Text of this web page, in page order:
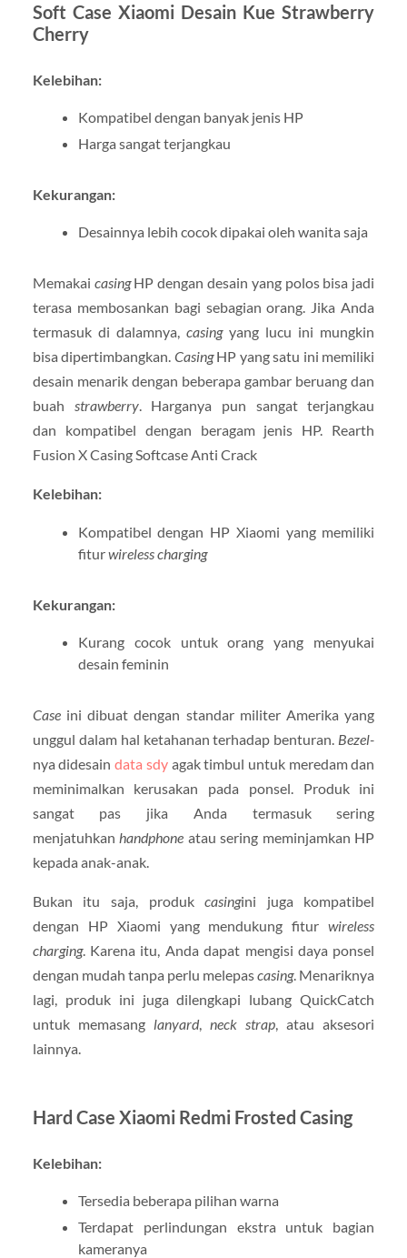
Soft Case Xiaomi Desain Kue Strawberry
Cherry
Kelebihan:
Kompatibel dengan banyak jenis HP
Harga sangat terjangkau
Kekurangan:
Desainnya lebih cocok dipakai oleh wanita saja
Memakai casingHP dengan desain yang polos bisa jadi
terasa membosankan bagi sebagian orang. Jika Anda
termasuk di dalamnya, casingyang lucu ini mungkin
bisa dipertimbangkan. CasingHP yang satu ini memiliki
desain menarik dengan beberapa gambar beruang dan
buah strawberry. Harganya pun sangat terjangkau
dan kompatibel dengan beragam jenis HP. Rearth
Fusion X Casing Softcase Anti Crack
Kelebihan:
Kompatibel dengan HP Xiaomi yang memiliki
fiturwireless charging
Kekurangan:
Kurang cocok untuk orang yang menyukai
desain feminin
Case ini dibuat dengan standar militer Amerika yang
unggul dalam hal ketahanan terhadap benturan. Bezel-
nya didesaindata sdyagak timbul untuk meredam dan
meminimalkan kerusakan pada ponsel. Produk ini
sangat pas jika Anda termasuk sering
menjatuhkan handphone atau sering meminjamkan HP
kepada anak-anak.
Bukan itu saja, produkcasingini juga kompatibel
dengan HP Xiaomi yang mendukung fiturwireless
charging. Karena itu, Anda dapat mengisi daya ponsel
dengan mudah tanpa perlu melepascasing. Menariknya
lagi, produk ini juga dilengkapi lubang QuickCatch
untuk memasang lanyard,neck strap , atau aksesori
lainnya.
Hard Case Xiaomi Redmi Frosted Casing
Kelebihan:
Tersedia beberapa pilihan warna
Terdapat perlindungan ekstra untuk bagian
kameranya